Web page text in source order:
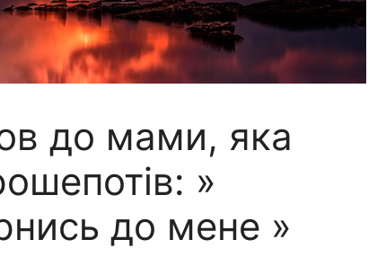
до мами, яка
»
до мене »